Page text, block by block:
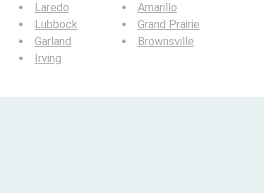
Laredo
Lubbock
Garland
Irving
Amarillo
Grand Prairie
Brownsville